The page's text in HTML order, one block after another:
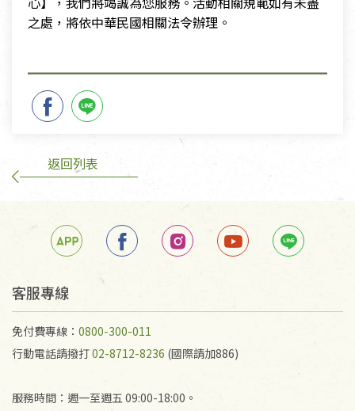
之處，將依中華民國相關法令辦理。
返回列表
客服專線
免付費專線： 0800-300-011
行動電話請撥打02-8712-8236 (國際請加886)
服務時間：週一至週五 09:00-18:00。